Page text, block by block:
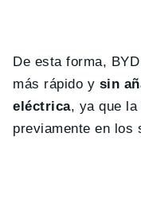
De esta forma,
más rápido y sin
eléctrica, ya que la
previamente en los